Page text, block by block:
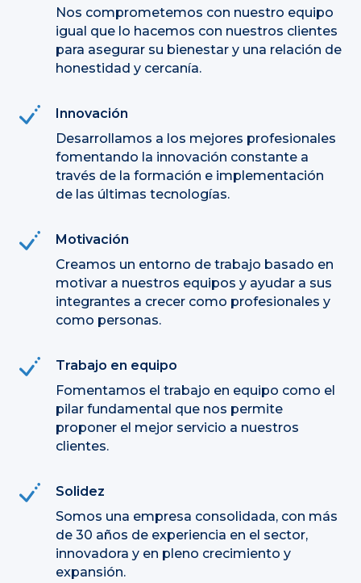
Nos comprometemos con nuestro equipo
igual que lo hacemos con nuestros clientes
para asegurar su bienestar y una relación de
honestidad y cercanía.
Innovación
Desarrollamos a los mejores profesionales
fomentando la innovación constante a
través de la formación e implementación
de las últimas tecnologías.
Motivación
Creamos un entorno de trabajo basado en
motivar a nuestros equipos y ayudar a sus
integrantes a crecer como profesionales y
como personas.
Trabajo en equipo
Fomentamos el trabajo en equipo como el
pilar fundamental que nos permite
proponer el mejor servicio a nuestros
clientes.
Solidez
Somos una empresa consolidada, con más
de 30 años de experiencia en el sector,
innovadora y en pleno crecimiento y
expansión.